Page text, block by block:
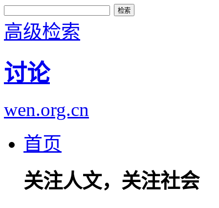
高级检索
讨论
wen.org.cn
首页
关注人文，关注社会